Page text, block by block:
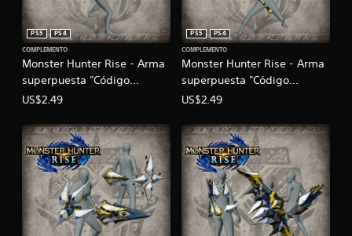
Monster Hunter Rise - Arma
superpuesta "Código
perdido: Alos" (Cornamusa)
PS5
PS4
COMPLEMENTO
US$2.49
Monster Hunter Rise - Arma
superpuesta "Código
perdido: Asca" (gran
PS5
PS4
COMPLEMENTO
US$2.49